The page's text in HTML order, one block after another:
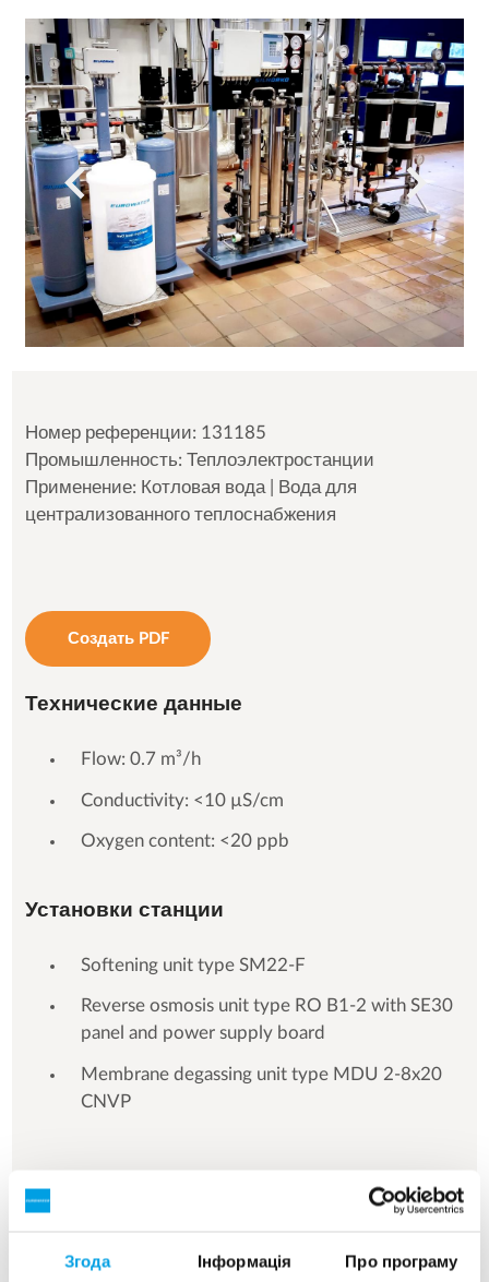
Згода Інформація Про програму
Номер референции: 131185
Промышленность: Теплоэлектростанции
Применение: Котловая вода | Вода для
централизованного теплоснабжения
Создать PDF
Технические данные
Flow: 0.7 m³/h
Conductivity: <10 µS/cm
Oxygen content: <20 ppb
Установки станции
Softening unit type SM22-F
Reverse osmosis unit type RO B1-2 with SE30
panel and power supply board
Membrane degassing unit type MDU 2-8x20
CNVP
See more references